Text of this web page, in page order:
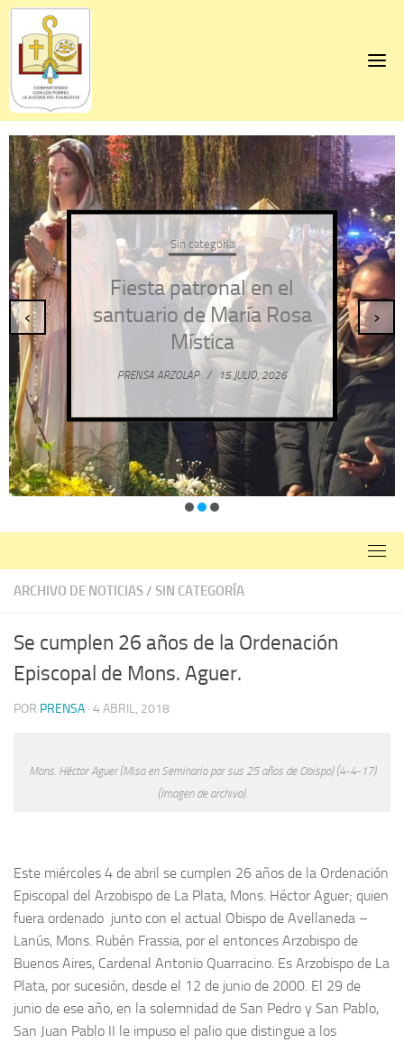
Skip
content
Sin categoría
Fiesta patronal en el
santuario de María Rosa
Mística
PRENSA ARZOLAP / 15 JULIO, 2026
‹ ›
ARCHIVO DE NOTICIAS/ SIN CATEGORÍA
Se cumplen 26 años de la Ordenación
Episcopal de Mons. Aguer.
POR PRENSA · 4 ABRIL, 2018
Mons. Héctor Aguer (Misa en Seminario por sus 25 años de Obispo) (4-4-17)
(Imagen de archivo).
Este miércoles 4 de abril se cumplen 26 años de la Ordenación
Episcopal del Arzobispo de La Plata, Mons. Héctor Aguer; quien
fuera ordenado junto con el actual Obispo de Avellaneda –
Lanús, Mons. Rubén Frassia, por el entonces Arzobispo de
Buenos Aires, Cardenal Antonio Quarracino. Es Arzobispo de La
Plata, por sucesión, desde el 12 de junio de 2000. El 29 de
junio de ese año, en la solemnidad de San Pedro y San Pablo,
San Juan Pablo II le impuso el palio que distingue a los